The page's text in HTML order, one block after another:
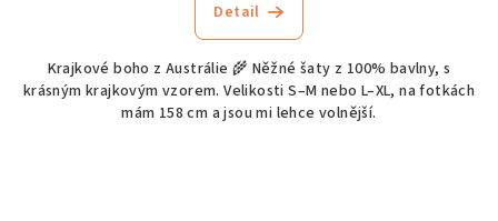
Detail
Krajkové boho z Austrálie 🌾 Něžné šaty z 100% bavlny, s
krásným krajkovým vzorem. Velikosti S–M nebo L–XL, na fotkách
mám 158 cm a jsou mi lehce volnější.